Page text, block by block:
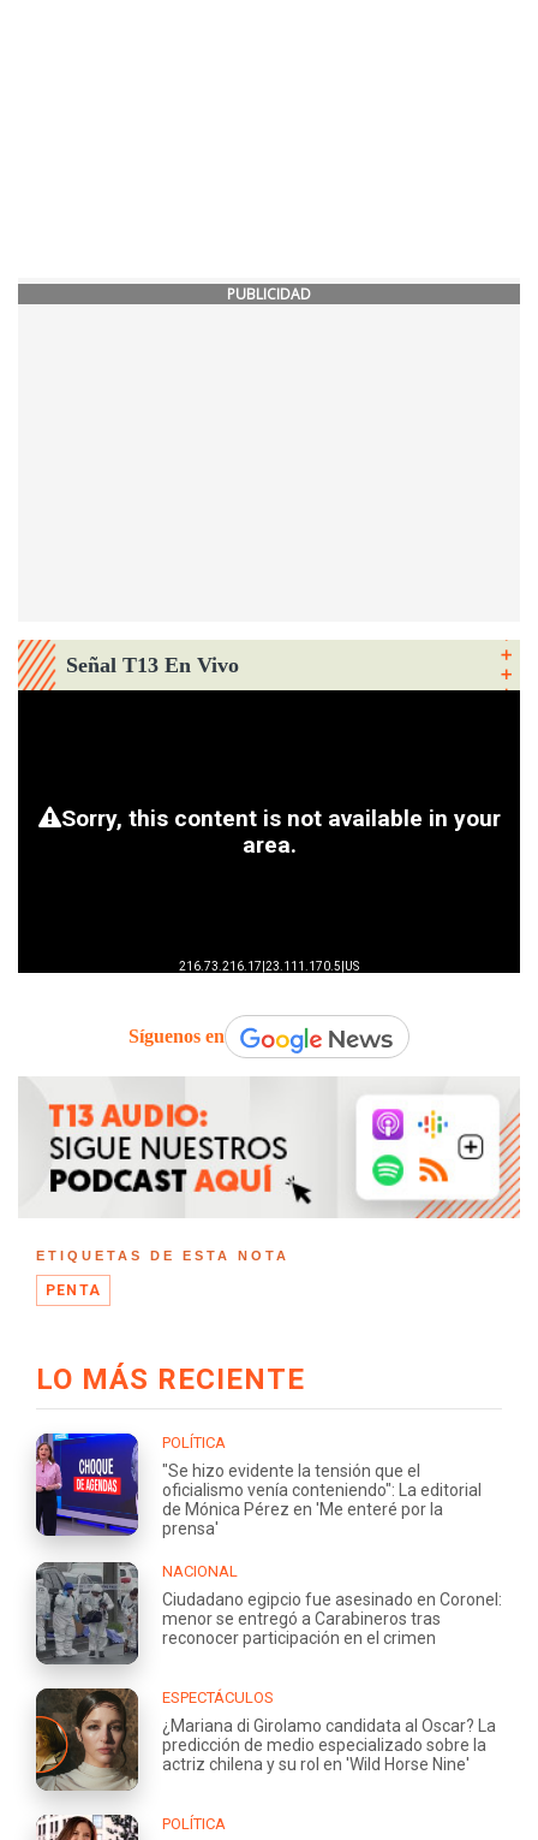
PUBLICIDAD
Señal T13 En Vivo
Síguenos en
ETIQUETAS DE ESTA NOTA
PENTA
LO MÁS RECIENTE
POLÍTICA
"Se hizo evidente la tensión que el
oficialismo venía conteniendo": La editorial
de Mónica Pérez en 'Me enteré por la
prensa'
NACIONAL
Ciudadano egipcio fue asesinado en Coronel:
menor se entregó a Carabineros tras
reconocer participación en el crimen
ESPECTÁCULOS
¿Mariana di Girolamo candidata al Oscar? La
predicción de medio especializado sobre la
actriz chilena y su rol en 'Wild Horse Nine'
POLÍTICA